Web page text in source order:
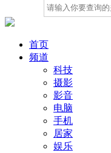
首页
频道
科技
摄影
影音
电脑
手机
居家
娱乐